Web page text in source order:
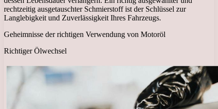
rechtzeitig ausgetauschter Schmierstoff ist der Schlüssel zur
Langlebigkeit und Zuverlässigkeit Ihres Fahrzeugs.
Geheimnisse der richtigen Verwendung von Motoröl
Richtiger Ölwechsel